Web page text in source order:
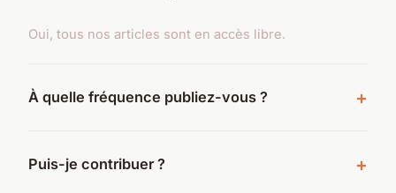
Oui, tous nos articles sont en accès libre.
À quelle fréquence publiez-vous ?
Puis-je contribuer ?